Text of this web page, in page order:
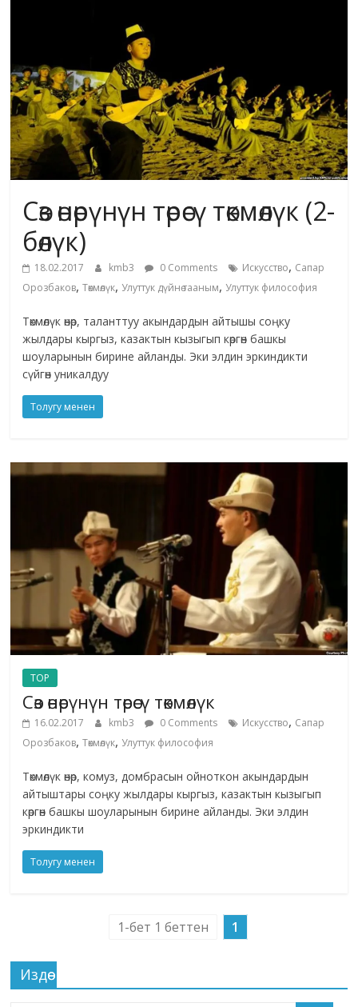
Сөз өнөрүнүн төрөсү төкмөлүк (2-
бөлүк)
18.02.2017 kmb3 0 Comments Искусство, Сапар
Орозбаков,Төкмөлүк, Улуттук дүйнө тааным, Улуттук философия
Төкмөлүк өнөр, таланттуу акындардын айтышы соңку
жылдары кыргыз, казактын кызыгып көргөн башкы
шоуларынын бирине айланды. Эки элдин эркиндикти
сүйгөн уникалдуу
Толугу менен
TOP
Сөз өнөрүнүн төрөсү төкмөлүк
16.02.2017 kmb3 0 Comments Искусство, Сапар
Орозбаков,Төкмөлүк, Улуттук философия
Төкмөлүк өнөр, комуз, домбрасын ойноткон акындардын
айтыштары соңку жылдары кыргыз, казактын кызыгып
көргөн башкы шоуларынын бирине айланды. Эки элдин
эркиндикти
Толугу менен
1-бет 1 беттен 1
Издөө